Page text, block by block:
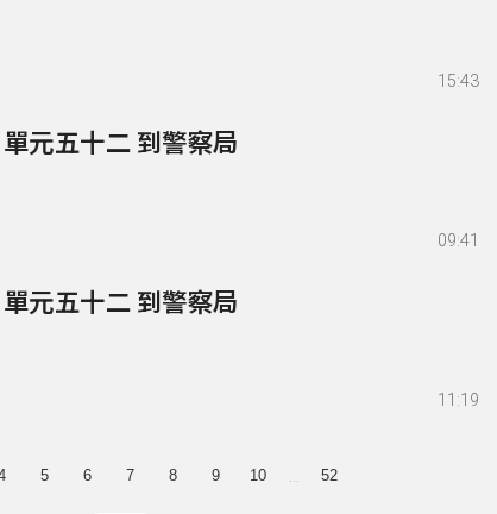
15:43
元五十二 到警察局
09:41
元五十二 到警察局
11:19
5 6 7 8 9 10 52